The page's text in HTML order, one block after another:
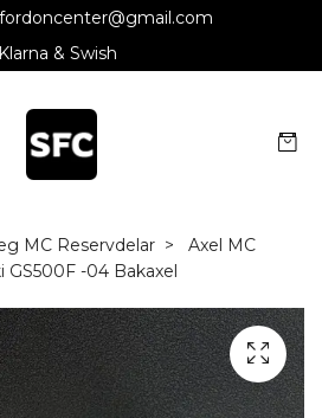
Klarna & Swish
MC Reservdelar
Axel MC
GS500F -04 Bakaxel